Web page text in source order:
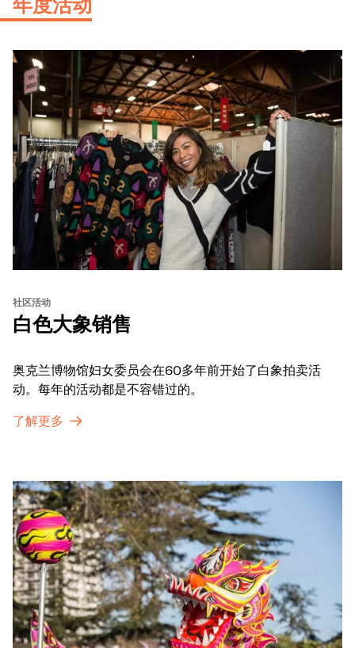
年度活动
社区活动
白色大象销售
奥克兰博物馆妇女委员会在60多年前开始了白象拍卖活
动。每年的活动都是不容错过的。
了解更多